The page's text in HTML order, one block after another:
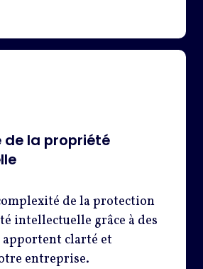
de la propriété
de la protection
intellectuelle grâce à des
clarté et
entreprise.